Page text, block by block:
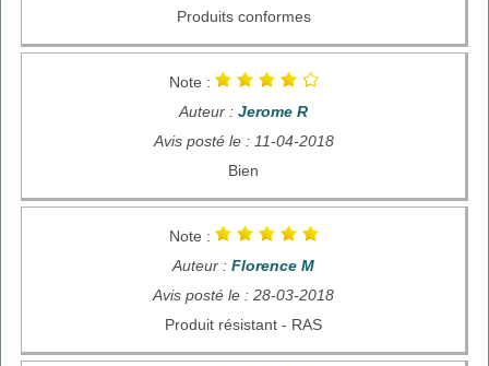
Produits conformes
Note :
Auteur : Jerome R
Avis posté le : 11-04-2018
Bien
Note :
Auteur : Florence M
Avis posté le : 28-03-2018
Produit résistant - RAS